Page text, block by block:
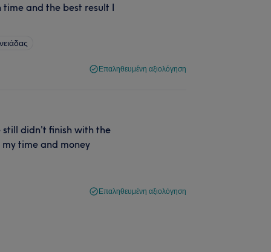
and the best result I
Επαληθευμένη αξιολόγηση
still didn't finish with the
time and money
Επαληθευμένη αξιολόγηση